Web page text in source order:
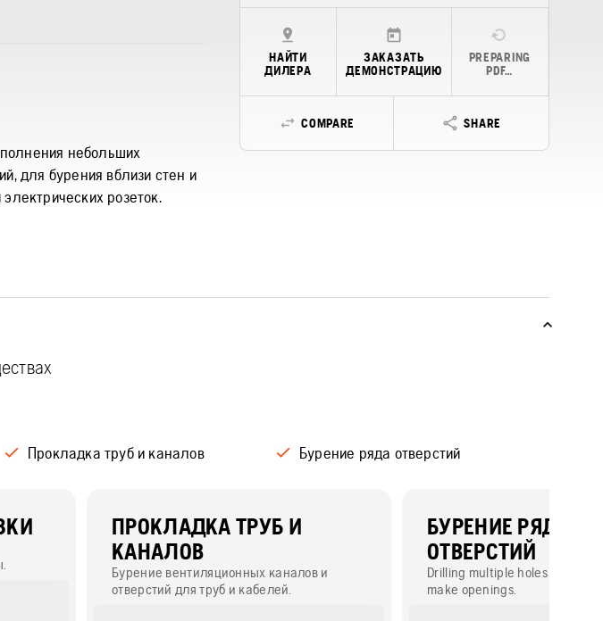
небольших
для бурения вблизи стен и
розеток.
НАЙТИ
ДИЛЕРА
ЗАКАЗАТЬ
ДЕМОНСТРАЦИЮ
PREPARING
PDF…
COMPARE SHARE
Прокладка труб и каналов Бурение ряда отверстий
ПРОКЛАДКА ТРУБ И
КАНАЛОВ
Бурение вентиляционных каналов и
отверстий для труб и кабелей.
БУРЕНИЕ РЯДА
ОТВЕРСТИЙ
Drilling multiple holes next to
make openings.